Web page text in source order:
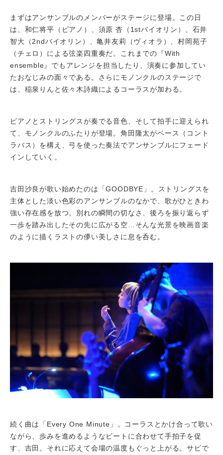
まずはアンサンブルのメンバーがステージに登場。この日
は、和仁将平（ピアノ）、須原 杏（1stバイオリン）、石井
智大（2ndバイオリン）、亀井友莉（ヴィオラ）、村岡苑子
（チェロ）による弦楽四重奏だ。これまでの『With
ensemble』でもアレンジを担当したり、演奏に参加してい
たおなじみの面々である。さらにモノンクルのステージで
は、稲泉りんと佐々木詩織によるコーラスが加わる。
ピアノとストリングスが奏でる音色、そして拍手に迎えられ
て、モノンクルのふたりが登場。角田隆太がベース（コント
ラバス）を構え、弓を使った奏法でアンサンブルにフェード
インしていく。
吉田沙良が歌い始めたのは「GOODBYE」。ストリングスを
主体とした淡い色彩のアンサンブルのなかで、歌がひときわ
強い存在感を放つ。別れの瞬間の切なさ、後ろを振り返らず
一歩を踏み出したその先に広がる空…そんな光景を映画音楽
のように描くラストの儚い美しさに息を呑む。
続く曲は「Every One Minute」。コーラスとかけ合って歌い
ながら、歩みを進めるようなビートに合わせて手拍子を促
す、吉田。それに応えて会場の温度もぐっと上がる。サビで